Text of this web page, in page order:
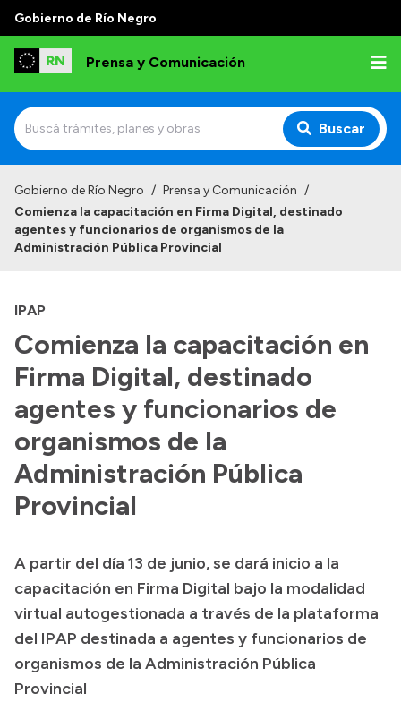
Gobierno de Río Negro
Prensa y Comunicación
Buscar
Institucional
Transparencia
Presupuesto
Boletín Oficial
Compras y licitaciones
Convocatorias
Intranet
Login
Gobierno de Río Negro / Prensa y Comunicación /
Comienza la capacitación en Firma Digital, destinado
agentes y funcionarios de organismos de la
Administración Pública Provincial
IPAP
Comienza la capacitación en
Firma Digital, destinado
agentes y funcionarios de
organismos de la
Administración Pública
Provincial
A partir del día 13 de junio, se dará inicio a la
capacitación en Firma Digital bajo la modalidad
virtual autogestionada a través de la plataforma
del IPAP destinada a agentes y funcionarios de
organismos de la Administración Pública
Provincial